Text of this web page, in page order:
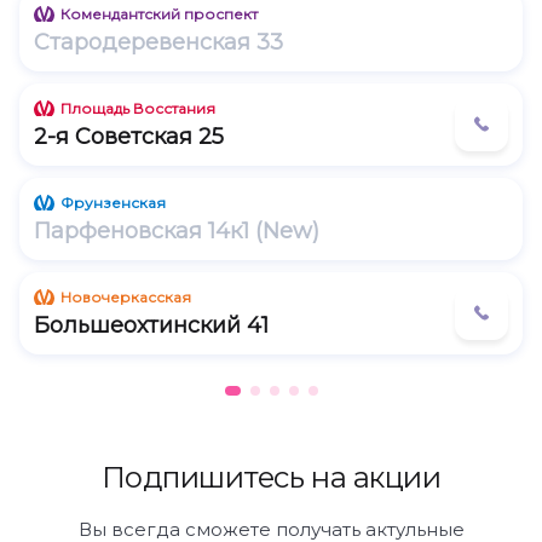
Московский 130 (м. Московские Ворота)
Российский 8 (м. Проспект Большевиков)
Непокоренных 10 (м. Площадь Мужества)
Комендантский проспект
Стародеревенская 33
Площадь Восстания
2-я Советская 25
Фрунзенская
Парфеновская 14к1 (New)
Новочеркасская
Большеохтинский 41
Подпишитесь на акции
Вы всегда сможете получать актульные